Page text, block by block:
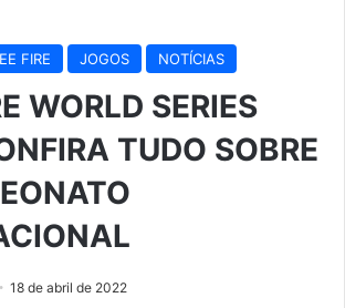
FIRE JOGOS NOTÍCIAS
WORLD SERIES
TUDO SOBRE
18 de abril de 2022